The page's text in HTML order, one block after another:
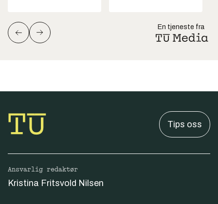
En tjeneste fra
Tips oss
Ansvarlig redaktør
Kristina Fritsvold Nilsen